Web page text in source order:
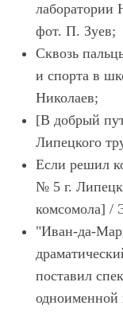
лаборатории
фот. П. Зуев;
Сквозь
и спорта в
Николаев;
[В добрый
Липецкого
Если решил
№ 5 г.
комсомола] /
"Иван-да-
поставил
одноименной